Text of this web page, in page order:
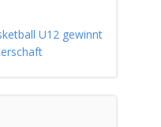
U12 gewinnt